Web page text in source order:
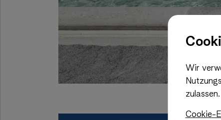
Wir
zulassen.
Cookie-